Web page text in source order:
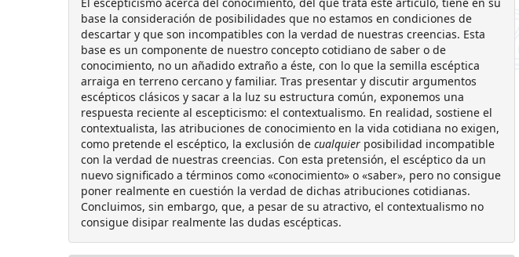
base la consideración de posibilidades que no estamos en condiciones de
descartar y que son incompatibles con la verdad de nuestras creencias. Esta
base es un componente de nuestro concepto cotidiano de saber o de
conocimiento, no un añadido extraño a éste, con lo que la semilla escéptica
arraiga en terreno cercano y familiar. Tras presentar y discutir argumentos
escépticos clásicos y sacar a la luz su estructura común, exponemos una
respuesta reciente al escepticismo: el contextualismo. En realidad, sostiene el
contextualista, las atribuciones de conocimiento en la vida cotidiana no exigen,
como pretende el escéptico, la exclusión de cualquier posibilidad incompatible
con la verdad de nuestras creencias. Con esta pretensión, el escéptico da un
nuevo significado a términos como «conocimiento» o «saber», pero no consigue
poner realmente en cuestión la verdad de dichas atribuciones cotidianas.
Concluimos, sin embargo, que, a pesar de su atractivo, el contextualismo no
consigue disipar realmente las dudas escépticas.